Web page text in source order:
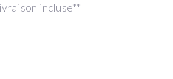
incluse**